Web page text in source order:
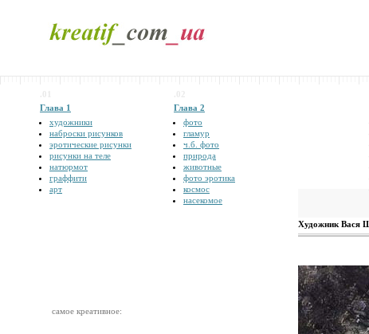
Глава 1
художники
наброски рисунков
эротические рисунки
рисунки на теле
натюрмот
граффити
арт
Глава 2
фото
гламур
ч.б. фото
природа
животные
фото эротика
космос
насекомое
самое креативное:
Художник Вася